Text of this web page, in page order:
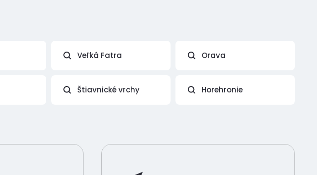
Veľká Fatra Orava
Štiavnické vrchy Horehronie